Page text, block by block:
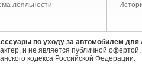
лояльности
по уходу за автомобилем
и не является публичной офертой,
кодекса Российской Федерации.